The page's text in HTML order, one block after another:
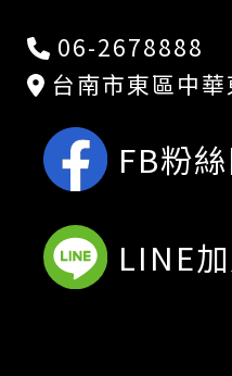
06-2678888
台南市東區中
FB粉
LINE